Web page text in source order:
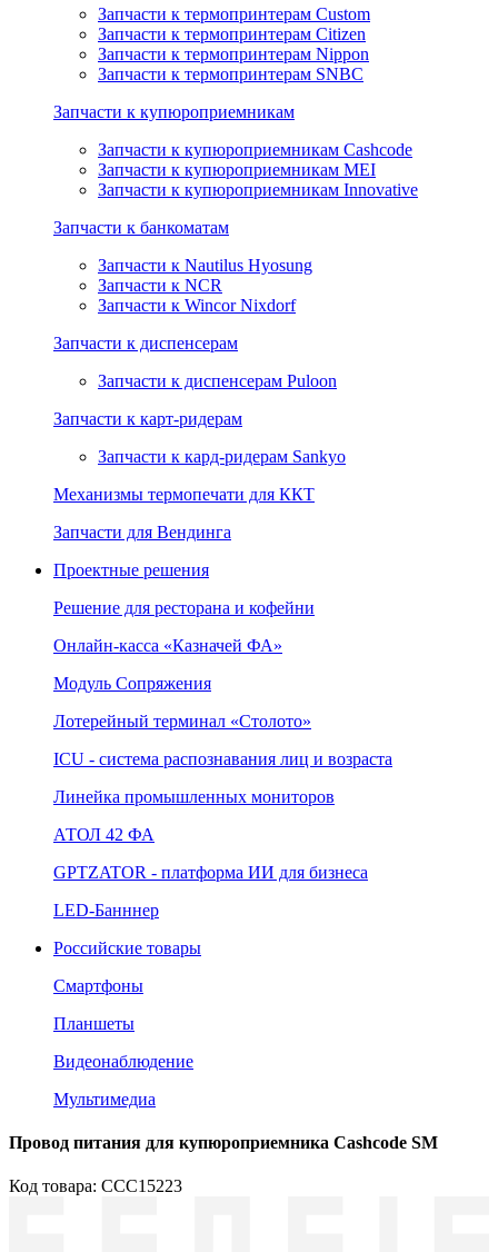
Запчасти к термопринтерам Custom
Запчасти к термопринтерам Citizen
Запчасти к термопринтерам Nippon
Запчасти к термопринтерам SNBC
Запчасти к купюроприемникам
Запчасти к купюроприемникам Cashcode
Запчасти к купюроприемникам MEI
Запчасти к купюроприемникам Innovative
Запчасти к банкоматам
Запчасти к Nautilus Hyosung
Запчасти к NCR
Запчасти к Wincor Nixdorf
Запчасти к диспенсерам
Запчасти к диспенсерам Puloon
Запчасти к карт-ридерам
Запчасти к кард-ридерам Sankyo
Механизмы термопечати для ККТ
Запчасти для Вендинга
Проектные решения
Решение для ресторана и кофейни
Онлайн‑касса «Казначей ФА»
Модуль Сопряжения
Лотерейный терминал «Столото»
ICU - система распознавания лиц и возраста
Линейка промышленных мониторов
АТОЛ 42 ФА
GPTZATOR - платформа ИИ для бизнеса
LED-Банннер
Российские товары
Смартфоны
Планшеты
Видеонаблюдение
Мультимедиа
Провод питания для купюроприемника Cashcode SM
Код товара: ССС15223